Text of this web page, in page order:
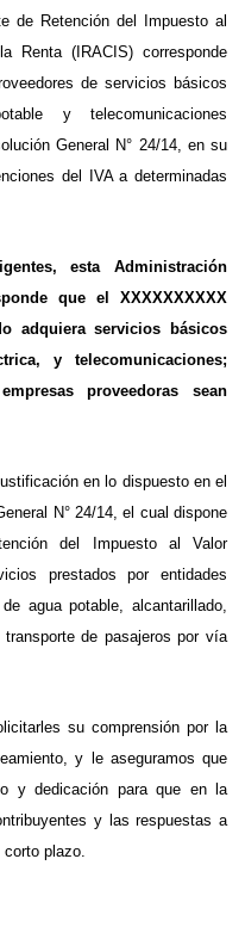
de Retención del Impuesto al
Renta (IRACIS) corresponde
de servicios básicos
y telecomunicaciones
General N° 24/14, en su
del IVA a determinadas
esta Administración
que el XXXXXXXXXX
adquiera servicios básicos
y telecomunicaciones;
proveedoras sean
en lo dispuesto en el
N° 24/14, el cual dispone
del Impuesto al Valor
prestados por entidades
agua potable, alcantarillado,
de pasajeros por vía
su comprensión por la
y le aseguramos que
y dedicación para que en la
y las respuestas a
plazo.